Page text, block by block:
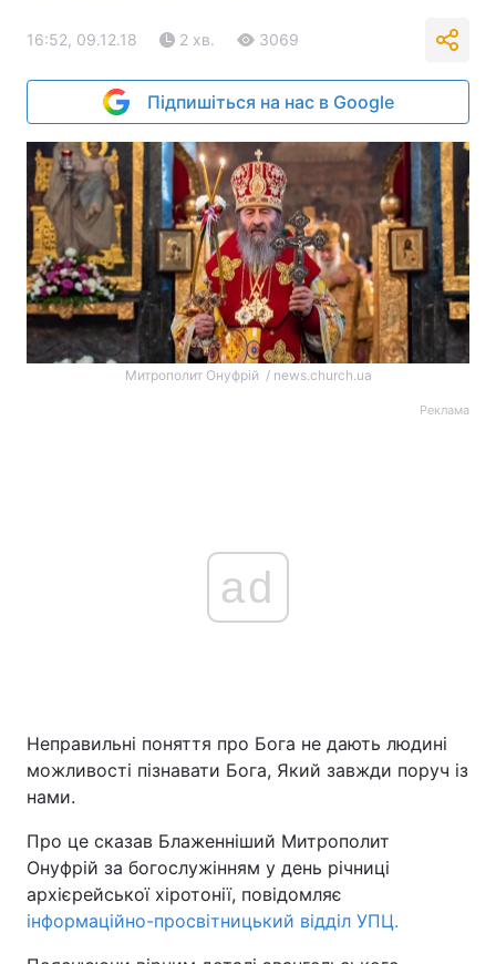
16:52, 09.12.18 2 хв. 3069
Підпишіться на нас в Google
Митрополит Онуфрій / news.church.ua
Реклама
ad
Неправильні поняття про Бога не дають людині
можливості пізнавати Бога, Який завжди поруч із
нами.
Про це сказав Блаженніший Митрополит
Онуфрій за богослужінням у день річниці
архієрейської хіротонії, повідомляє
інформаційно-просвітницький відділ УПЦ.